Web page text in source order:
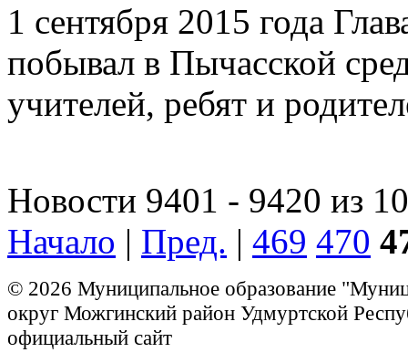
1 сентября 2015 года
побывал в Пычасской
учителей, ребят и
Новости 9401 - 9420 из
Начало | Пред. | 469 470
© 2026 Муниципальное образование
округ Можгинский район Удмуртской
официальный сайт